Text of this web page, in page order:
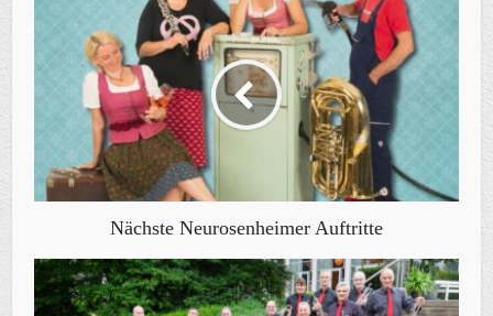
Nächste Neurosenheimer Auftritte